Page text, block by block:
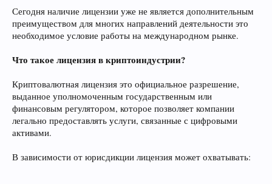
Сегодня наличие лицензии уже не является дополнительным
преимуществом для многих направлений деятельности это
необходимое условие работы на международном рынке.
Что такое лицензия в криптоиндустрии?
Криптовалютная лицензия это официальное разрешение,
выданное уполномоченным государственным или
финансовым регулятором, которое позволяет компании
легально предоставлять услуги, связанные с цифровыми
активами.
В зависимости от юрисдикции лицензия может охватывать: